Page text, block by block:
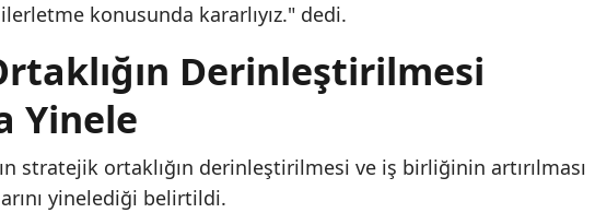
konusunda kararlıyız." dedi.
Derinleştirilmesi
Yinele
stratejik ortaklığın derinleştirilmesi ve iş birliğinin artırılması
yinelediği belirtildi.